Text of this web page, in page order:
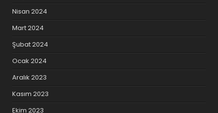
Nisan 2024
Mart 2024
Şubat 2024
Ocak 2024
Aralık 2023
Kasım 2023
Ekim 2023